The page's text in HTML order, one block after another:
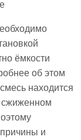
ёмкости
об этом
находится
сжиженном
и